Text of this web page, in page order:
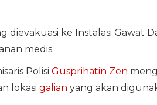
dievakuasi ke Instalasi Gawat
medis.
Polisi Gusprihatin Zen
lokasi galian yang akan